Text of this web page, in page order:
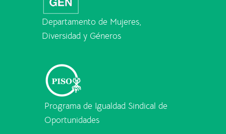
Departamento de Mujeres,
Diversidad y Géneros
Programa de Igualdad Sindical de
Oportunidades